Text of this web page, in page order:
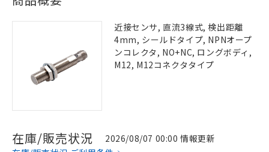
近接センサ, 直流3線式, 検出距離
4mm, シールドタイプ, NPNオープ
ンコレクタ, NO+NC, ロングボディ,
M12, M12コネクタタイプ
在庫/販売状況
2026/08/07 00:00 情報更新